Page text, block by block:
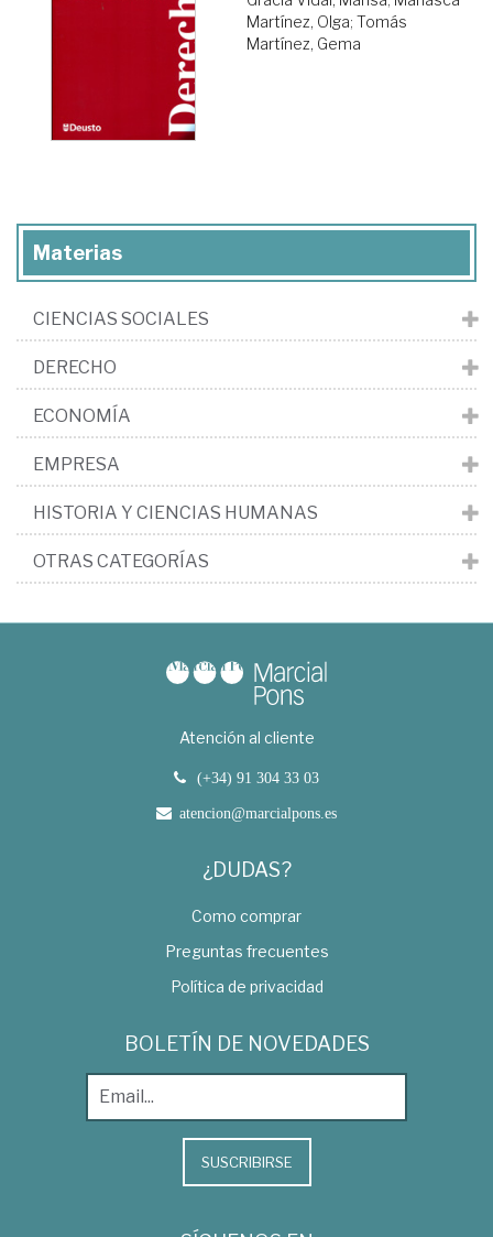
Martínez, Olga; Tomás
Martínez, Gema
Materias
CIENCIAS SOCIALES
DERECHO
ECONOMÍA
EMPRESA
HISTORIA Y CIENCIAS HUMANAS
OTRAS CATEGORÍAS
Atención al cliente
(+34) 91 304 33 03
atencion@marcialpons.es
¿DUDAS?
Como comprar
Preguntas frecuentes
Política de privacidad
BOLETÍN DE NOVEDADES
SUSCRIBIRSE